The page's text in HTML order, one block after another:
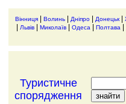
Вінниця Волинь Дніпро Донецьк|
Львів Миколаїв Одеса Полтава
Туристичне
спорядження